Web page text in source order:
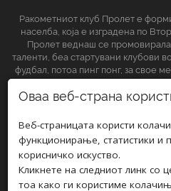
Ракометниот клуб Пролет е
населба, која е изградена по
Пролет веднаш се промовирала
таленти, беа стартувани клубови
фудбал, потоа пинг понг, за свое
СЛЕДЕТЕ НЀ НА
Оваа веб-страна
Веб-страницата користи
функционирање, статистики
корисничко искуство.
Кликнете на следниот линк со
тоа како ги користиме